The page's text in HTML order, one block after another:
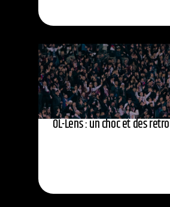
OL-Lens : un choc et des